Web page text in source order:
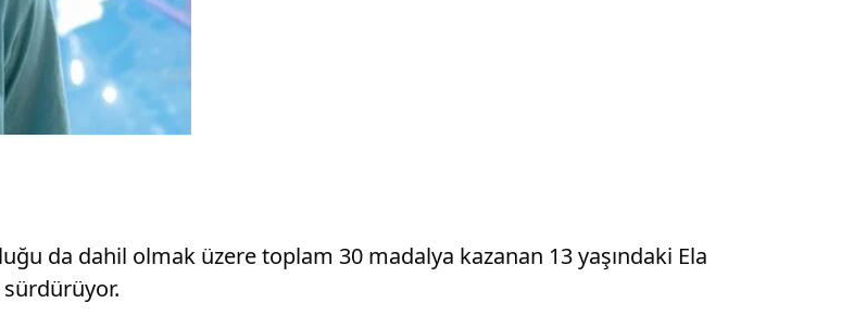
da dahil olmak üzere toplam 30 madalya kazanan 13 yaşındaki Ela
sürdürüyor.